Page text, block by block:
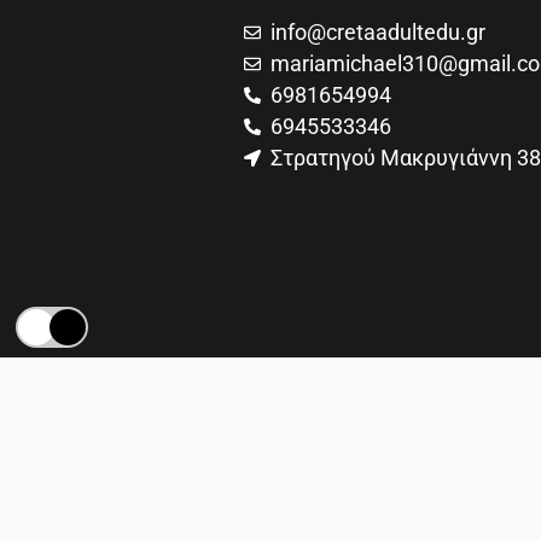
info@cretaadultedu.gr
6981654994
6945533346
Στρατηγού Μακρυγιάννη